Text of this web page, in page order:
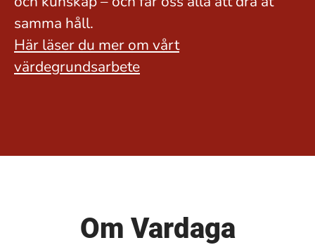
samma håll.
Här läser du mer om vårt
värdegrundsarbete
Om Vardaga